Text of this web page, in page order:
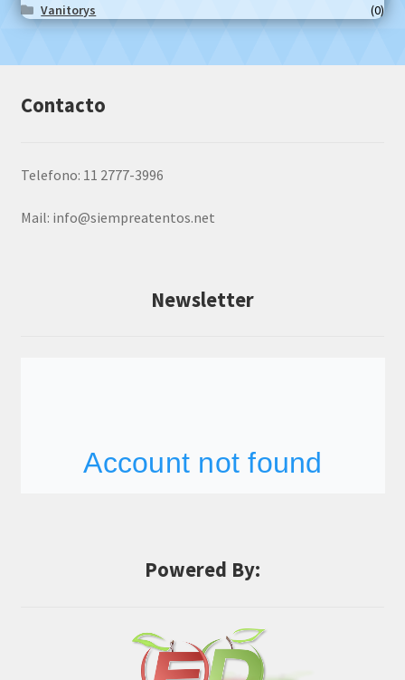
Vanitorys
(0)
Contacto
Telefono: 11 2777-3996
Mail: info@siempreatentos.net
Newsletter
Powered By: